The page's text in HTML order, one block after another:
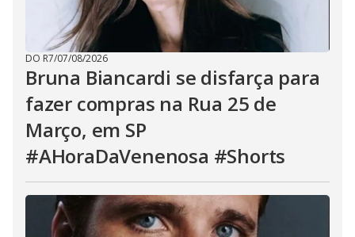
DO R7/07/08/2026
Bruna Biancardi se disfarça para
fazer compras na Rua 25 de
Março, em SP
#AHoraDaVenenosa #Shorts